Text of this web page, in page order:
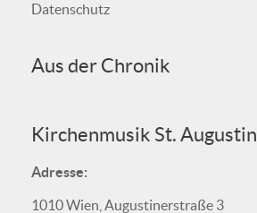
Datenschutz
Aus der Chronik
Kirchenmusik St. Augustin
Adresse:
1010 Wien, Augustinerstraße 3